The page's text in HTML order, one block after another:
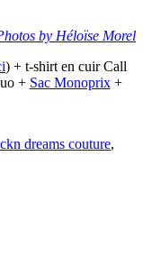
by Héloïse Morel
) + t-shirt en cuir Call
+ Sac Monoprix+
dreams couture,